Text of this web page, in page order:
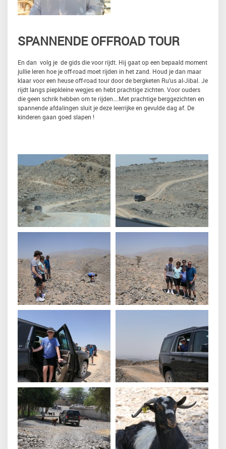
SPANNENDE OFFROAD TOUR
En dan volg je de gids die voor rijdt. Hij gaat op een bepaald moment
jullie leren hoe je off-road moet rijden in het zand. Houd je dan maar
klaar voor een heuse off-road tour door de bergketen Ru’us al-Jibal. Je
rijdt langs piepkleine wegjes en hebt prachtige zichten. Voor ouders
die geen schrik hebben om te rijden….Met prachtige berggezichten en
spannende afdalingen sluit je deze leerrijke en gevulde dag af. De
kinderen gaan goed slapen !